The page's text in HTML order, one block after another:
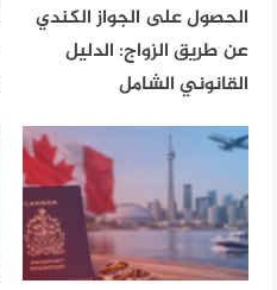
الحصول على الجواز الكندي
عن طريق الزواج: الدليل
القانوني الشامل